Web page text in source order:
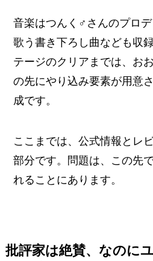
音楽はつんく♂さんのプロ
歌う書き下ろし曲なども収
テージのクリアまでは、お
の先にやり込み要素が用意
成です。
ここまでは、公式情報とレ
部分です。問題は、この先
れることにあります。
批評家は絶賛、なのに